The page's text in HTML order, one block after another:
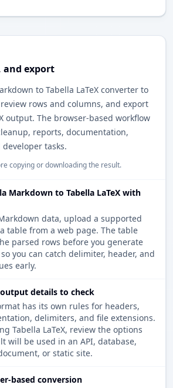
and export
to Tabella LaTeX converter to
rows and columns, and export
output. The browser-based workflow
reports, documentation,
tasks.
copying or downloading the result.
Markdown to Tabella LaTeX with
data, upload a supported
table from a web page. The table
parsed rows before you generate
so you can catch delimiter, header, and
early.
output details to check
has its own rules for headers,
delimiters, and file extensions.
Tabella LaTeX, review the options
will be used in an API, database,
or static site.
based conversion